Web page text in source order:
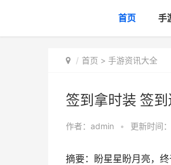
首页 手
首页 > 手游资讯大全
签到拿时装 签
作者： admin • 更新时间
摘要：盼星星盼月亮，